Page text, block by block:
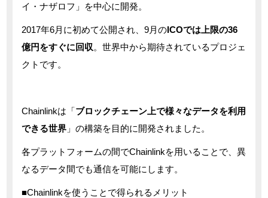
イ・ナザロフ」を中心に開発。
2017年6月に初めて公開され、9月のICOでは上限の36
億円をすぐに回収。世界中から期待されているプロジェ
クトです。
Chainlinkは「ブロックチェーン上で様々なデータを利用
できる世界 」の構築を目的に開発されました。
各プラットフォームの間でChainlinkを用いることで、異
なるデータ間でも通信を可能にします。
■Chainlinkを使うことで得られるメリット